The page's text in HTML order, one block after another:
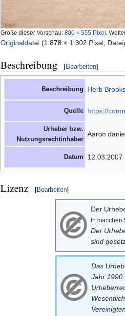
Größe dieser Vorschau: 800 × 555 Pixel
Originaldatei (1.878 × 1.302 Pixel,
Beschreibung [Bearbeiten]
Beschreibung Herb
Quelle https://
Urheber bzw.
Nutzungsrechtinhaber
Aaron
Datum 12.03.2007
Lizenz [Bearbeiten]
Der
In manchen
Der
sind
Das
Jahr 1990